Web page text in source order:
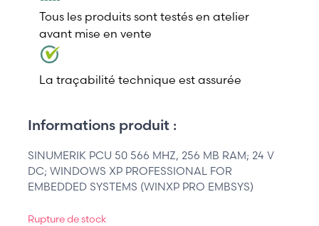
Tous les produits sont testés en atelier
avant mise en vente
La traçabilité technique est assurée
Informations produit :
SINUMERIK PCU 50 566 MHZ, 256 MB RAM; 24 V
DC; WINDOWS XP PROFESSIONAL FOR
EMBEDDED SYSTEMS (WINXP PRO EMBSYS)
Rupture de stock